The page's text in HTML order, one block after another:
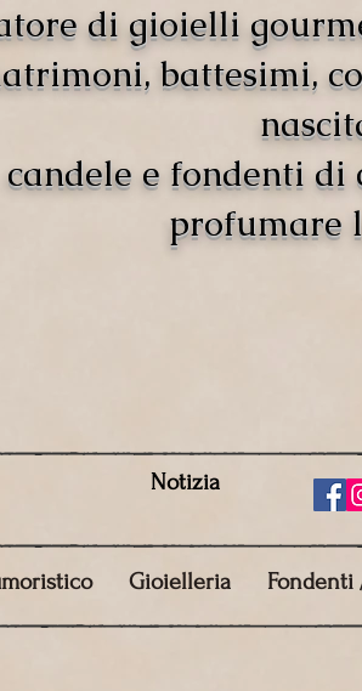
di gioielli
battesimi,
candele e fondenti di
profumare
Notizia
Gioielleria Fondenti